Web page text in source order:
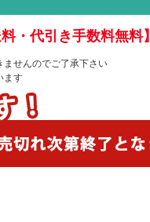
・代引き手数料無料】
せんのでご了承下さい
ます